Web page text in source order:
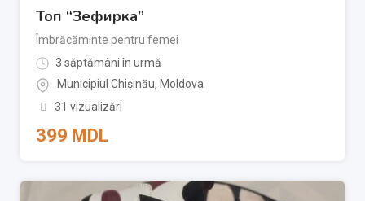
Топ “Зефирка”
Îmbrăcăminte pentru femei
3 săptămâni în urmă
Municipiul Chișinău, Moldova
31 vizualizări
399 MDL